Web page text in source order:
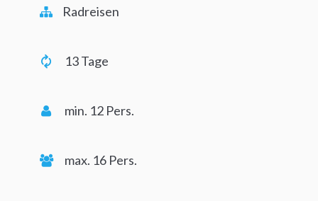
Radreisen
13 Tage
min. 12 Pers.
max. 16 Pers.